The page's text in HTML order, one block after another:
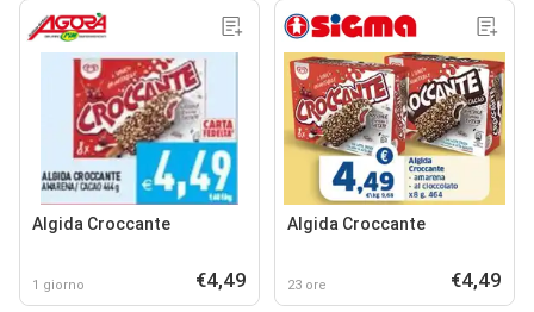
Algida Croccante
1 giorno €4,49
Algida Croccante
23 ore €4,49